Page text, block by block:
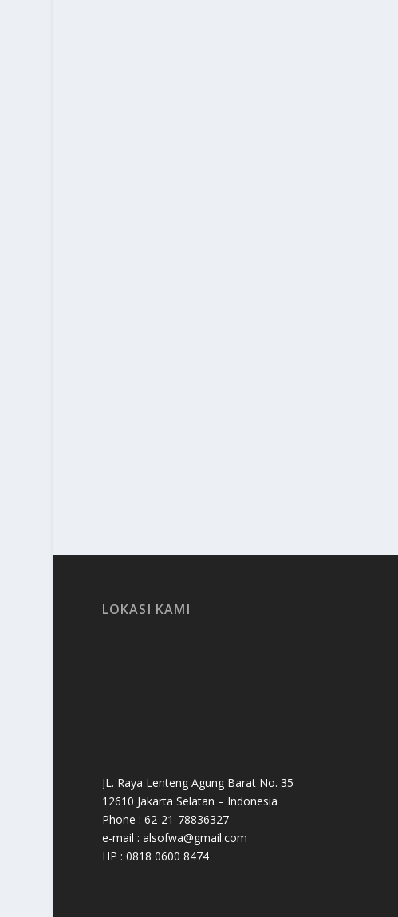
LOKASI KAMI
JL. Raya Lenteng Agung Barat No. 35
12610 Jakarta Selatan – Indonesia
Phone : 62-21-78836327
e-mail : alsofwa@gmail.com
HP : 0818 0600 8474